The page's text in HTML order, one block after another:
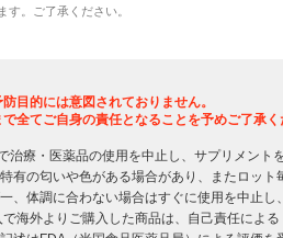
。ご了承ください。
目的には意図されておりません。
全てご自身の責任となることを予めご了承く
療・医薬品の使用を中止し、サプリメント
の匂いや色がある場合があり、またロット
体調に合わない場合はすぐに使用を中止し
外よりご購入した商品は、自己責任によ